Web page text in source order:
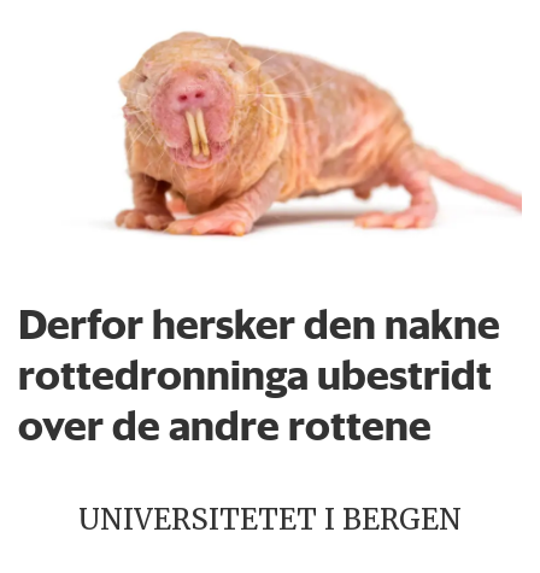
Derfor hersker den nakne
rottedronninga ubestridt
over de andre rottene
UNIVERSITETET I BERGEN